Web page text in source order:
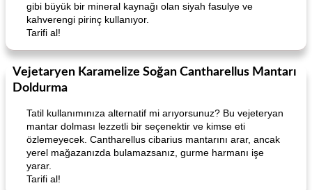
Creamy Pesto Chicken Best Ever Pancakes
gibi büyük bir mineral kaynağı olan siyah fasulye ve
kahverengi pirinç kullanıyor.
Tarifi al!
Vejetaryen Karamelize Soğan Cantharellus Mantarı
Doldurma
Tatil kullanımınıza alternatif mi arıyorsunuz? Bu vejeteryan
mantar dolması lezzetli bir seçenektir ve kimse eti
özlemeyecek. Cantharellus cibarius mantarını arar, ancak
yerel mağazanızda bulamazsanız, gurme harmanı işe
yarar.
Tarifi al!